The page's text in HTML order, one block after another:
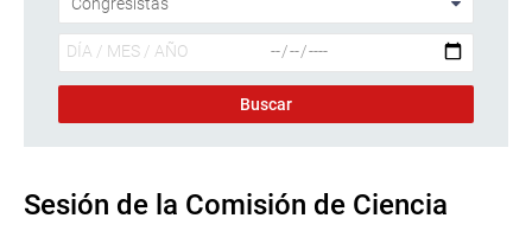
Sesión de la Comisión de Ciencia